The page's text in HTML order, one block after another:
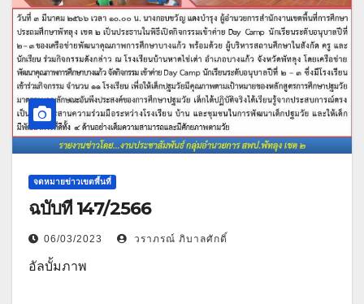
จดหมายข่าวเขตพื้นที่
ฉบับที่ 147/2566
06/03/2023 วราภรณ์ ภิบาลศักดิ์
อัลบั้มภาพ